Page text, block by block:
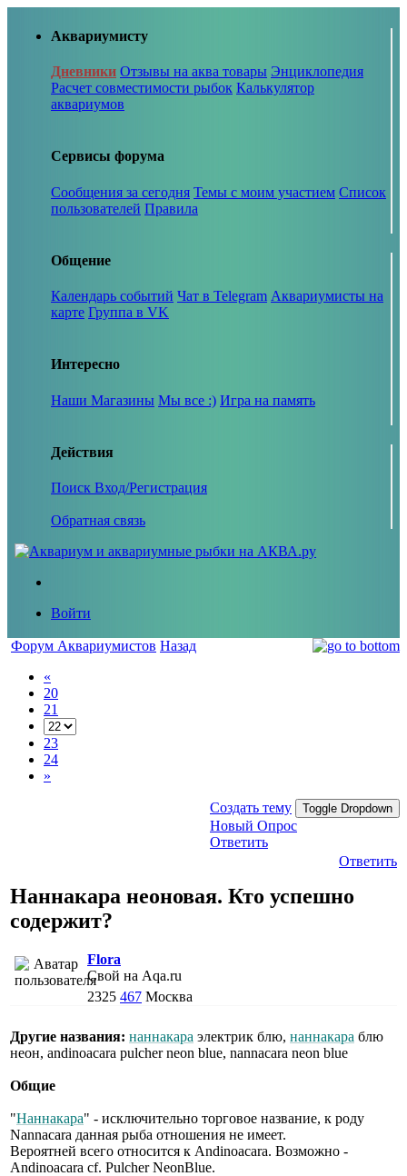
Аквариумисту
Дневники Отзывы на аква товары Энциклопедия
Расчет совместимости рыбок Калькулятор
аквариумов
Сервисы форума
Сообщения за сегодня Темы с моим участием Список
пользователей Правила
Общение
Календарь событий Чат в Telegram Аквариумисты на
карте Группа в VK
Интересно
Наши Магазины Мы все :) Игра на память
Действия
Поиск Вход/Регистрация
Обратная связь
Войти
Форум Аквариумистов Назад
«
20
21
23
24
»
Создать тему Toggle Dropdown
Новый Опрос
Ответить
Ответить
Наннакара неоновая. Кто успешно
содержит?
Flora
Свой на Aqa.ru
2325 467 Москва
Другие названия: наннакара электрик блю, наннакара блю
неон, andinoacara pulcher neon blue, nannacara neon blue
Общие
"Наннакара" - исключительно торговое название, к роду
Nannacara данная рыба отношения не имеет.
Вероятней всего относится к Andinoacara. Возможно -
Andinoacara cf. Pulcher NeonBlue.